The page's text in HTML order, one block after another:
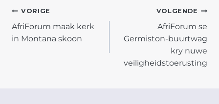
POST
NAVIGATION
VORIGE
AfriForum maak kerk
in Montana skoon
VOLGENDE
AfriForum se
Germiston-buurtwag
kry nuwe
veiligheidstoerusting